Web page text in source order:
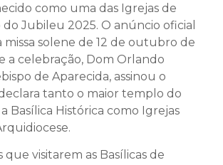
como uma das Igrejas de
Jubileu 2025. O anúncio oficial
solene de 12 de outubro de
a celebração, Dom Orlando
de Aparecida, assinou o
tanto o maior templo do
Basílica Histórica como Igrejas
que visitarem as Basílicas de